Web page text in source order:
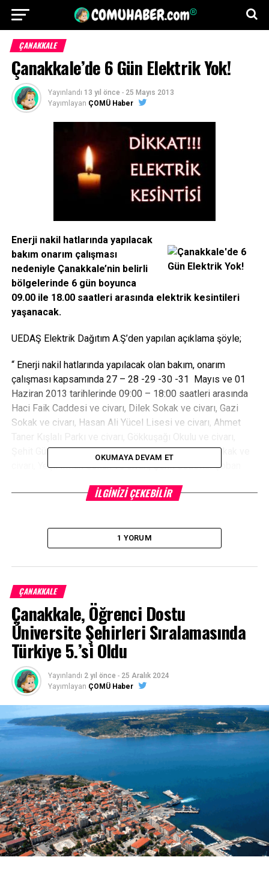
ÇANAKKALE
Çanakkale’de 6 Gün Elektrik Yok!
Yayınlandı 13 yıl önce - 25 Mayıs 2013
Yayımlayan ÇOMÜ Haber
Enerji nakil hatlarında yapılacak
bakım onarım çalışması
nedeniyle Çanakkale’nin belirli
bölgelerinde 6 gün boyunca
09.00 ile 18.00 saatleri arasında elektrik kesintileri
yaşanacak.
UEDAŞ Elektrik Dağıtım A.Ş’den yapılan açıklama şöyle;
“ Enerji nakil hatlarında yapılacak olan bakım, onarım
çalışması kapsamında 27 – 28 -29 -30 -31 Mayıs ve 01
Haziran 2013 tarihlerinde 09:00 – 18:00 saatleri arasında
Haci Faik Caddesi ve civarı, Dilek Sokak ve civarı, Gazi
Sokak ve civarı, Hasan Ali Yücel Lisesi ve civarı, Ahmet
Şehit Gürol Caddesi ve civarı, Şehit Sunay Biçer Sokak ve
civarı, Yeşil Irmak Sokak ve civarı, Şehit Sadettin Çoban
bölgesel olarak elektrik verilemeyecektir.”
Facebook
Mastodon
EmailShare
İLIŞKILI BAŞLIKLAR:
BIR SONRAKI
BAŞBAKAN ERDOĞAN REYHANLI’DA
KAÇIRMAYIN
Kimya Eğitimi Tezli Yüksek Lisans Programı Açıldı
OKUMAYA DEVAM ET
İLGINIZI ÇEKEBILIR
1 YORUM
ÇANAKKALE
Çanakkale, Öğrenci Dostu
Üniversite Şehirleri Sıralamasında
Türkiye 5.’si Oldu
Yayınlandı 2 yıl önce - 25 Aralık 2024
Yayımlayan ÇOMÜ Haber